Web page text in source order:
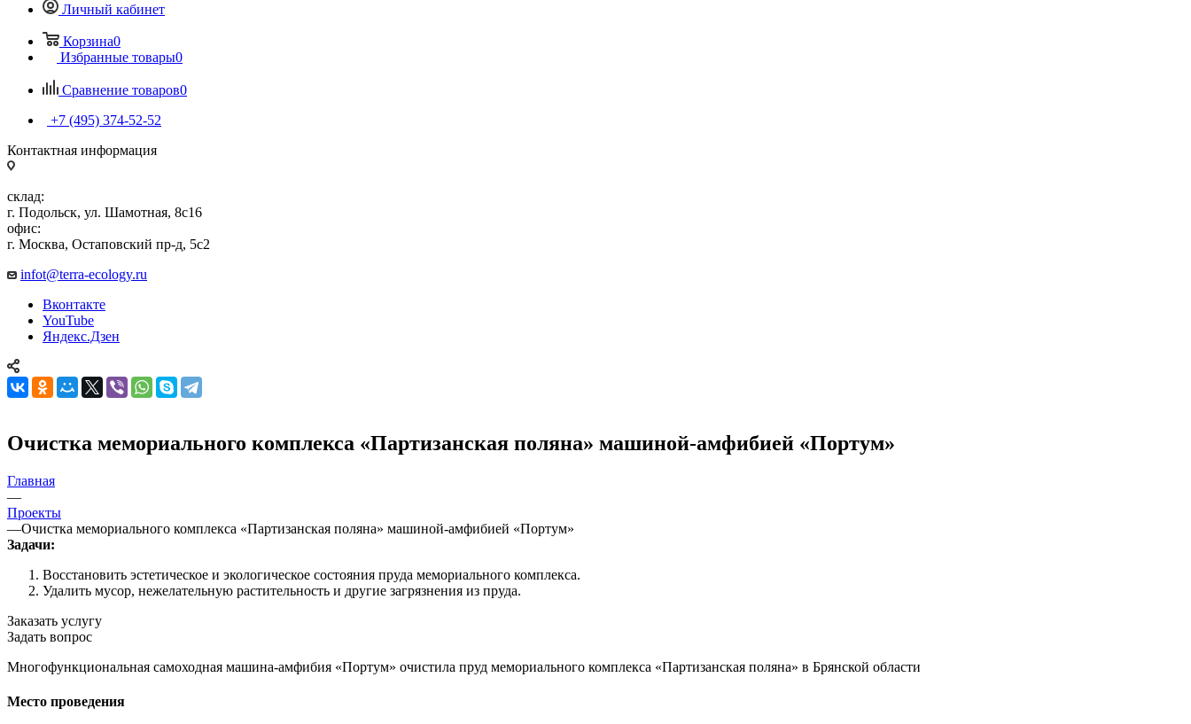
Личный кабинет
Корзина0
Избранные товары0
Сравнение товаров0
+7 (495) 374-52-52
Контактная информация
склад:
г. Подольск, ул. Шамотная, 8с16
офис:
г. Москва, Остаповский пр-д, 5с2
infot@terra-ecology.ru
Вконтакте
YouTube
Яндекс.Дзен
Очистка мемориального комплекса «Партизанская поляна» машиной-амфибией «Портум»
Главная
—
Проекты
—Очистка мемориального комплекса «Партизанская поляна» машиной-амфибией «Портум»
Задачи:
Восстановить эстетическое и экологическое состояния пруда мемориального комплекса.
Удалить мусор, нежелательную растительность и другие загрязнения из пруда.
Заказать услугу
Задать вопрос
Многофункциональная самоходная машина-амфибия «Портум» очистила пруд мемориального комплекса «Партизанская поляна» в Брянской области
Место проведения